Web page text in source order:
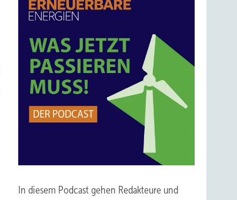
In diesem Podcast gehen Redakteure und